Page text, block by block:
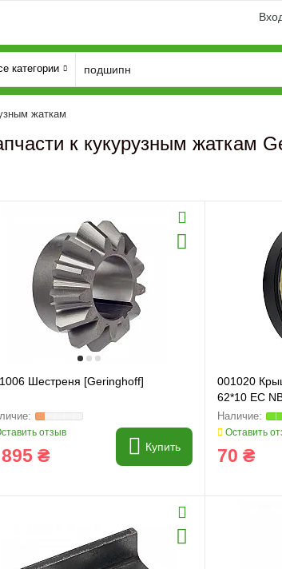
категории
жаткам
к кукурузным жаткам
Шестреня [Geringhoff]
отзыв
₴ Купить
001020
62*10 EC
Оставить
70 ₴